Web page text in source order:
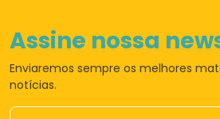
Assine nossa
Enviaremos sempre os melhores
notícias.